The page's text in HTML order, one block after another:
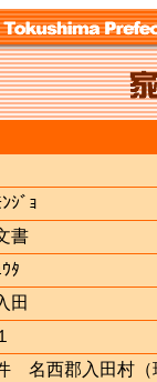
ｼﾞｮ
書
ﾀ
田
名西郡入田村